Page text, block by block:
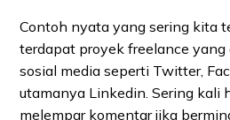
Contoh nyata yang sering kita
terdapat proyek freelance yang
sosial media seperti Twitter,
utamanya Linkedin. Sering kali
melempar komentar jika